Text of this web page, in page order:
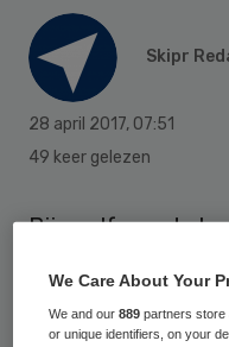
Skipr
28 april 2017, 07:51
49 keer gelezen
Bijna elf van de
het Centraal
uit onderzoek
We Care About Your
We and our889 partners store
or unique identifiers, on your